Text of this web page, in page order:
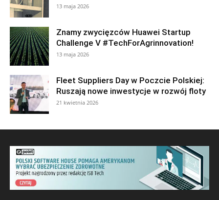
13 maja 2026
Znamy zwycięzców Huawei Startup
Challenge V #TechForAgrinnovation!
13 maja 2026
Fleet Suppliers Day w Poczcie Polskiej:
Ruszają nowe inwestycje w rozwój floty
21 kwietnia 2026